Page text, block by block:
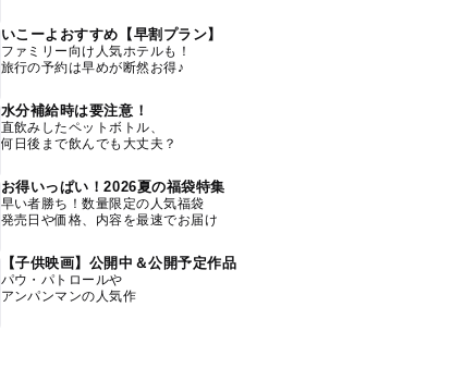
いこーよおすすめ【早割プラン】
ファミリー向け人気ホテルも！
旅行の予約は早めが断然お得♪
水分補給時は要注意！
直飲みしたペットボトル、
何日後まで飲んでも大丈夫？
お得いっぱい！2026夏の福袋特集
早い者勝ち！数量限定の人気福袋
発売日や価格、内容を最速でお届け
【子供映画】公開中＆公開予定作品
パウ・パトロールや
アンパンマンの人気作